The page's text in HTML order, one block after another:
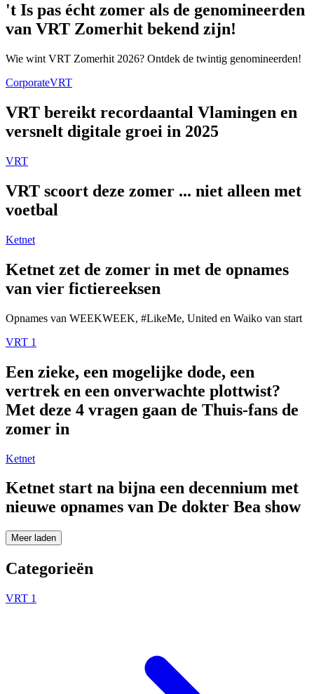
't Is pas écht zomer als de genomineerden
van VRT Zomerhit bekend zijn!
Wie wint VRT Zomerhit 2026? Ontdek de twintig genomineerden!
CorporateVRT
VRT bereikt recordaantal Vlamingen en
versnelt digitale groei in 2025
VRT
VRT scoort deze zomer ... niet alleen met
voetbal
Ketnet
Ketnet zet de zomer in met de opnames
van vier fictiereeksen
Opnames van WEEKWEEK, #LikeMe, United en Waiko van start
VRT 1
Een zieke, een mogelijke dode, een
vertrek en een onverwachte plottwist?
Met deze 4 vragen gaan de Thuis-fans de
zomer in
Ketnet
Ketnet start na bijna een decennium met
nieuwe opnames van De dokter Bea show
Meer laden
Categorieën
VRT 1